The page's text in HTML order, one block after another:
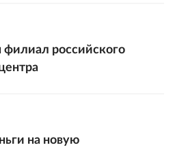
российского
на новую